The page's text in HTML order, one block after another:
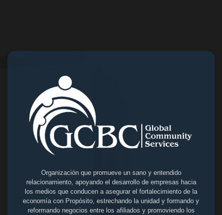
Organización que promueve un sano y entendido
relacionamiento, apoyando el desarrollo de empresas hacia
los medios que conducen a asegurar el fortalecimiento de la
economía con Propósito, estrechando la unidad y formando y
reformando negocios entre los afiliados y promoviendo los